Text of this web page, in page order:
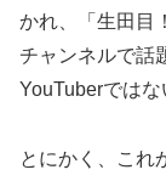
かれ、「生田目
チャンネルで話
YouTuberではな
とにかく、これ